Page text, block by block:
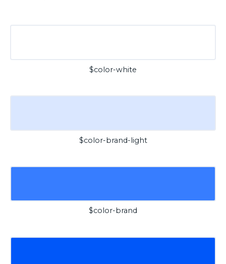
$color-white
$color-brand-light
$color-brand